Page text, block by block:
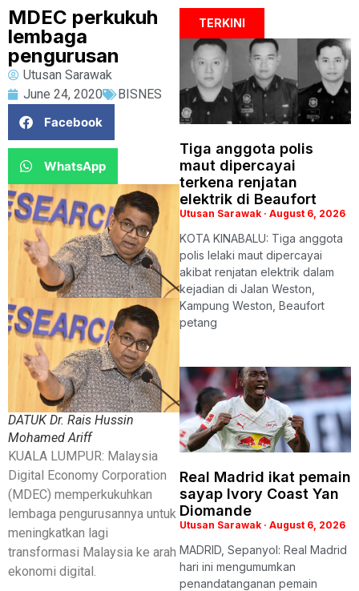
MDEC perkukuh
lembaga
pengurusan
Utusan Sarawak
June 24, 2020
BISNES
Facebook
WhatsApp
DATUK Dr. Rais Hussin
Mohamed Ariff
KUALA LUMPUR: Malaysia
Digital Economy Corporation
(MDEC) memperkukuhkan
lembaga pengurusannya untuk
meningkatkan lagi
transformasi Malaysia ke arah
ekonomi digital.
TERKINI
Tiga anggota polis
maut dipercayai
terkena renjatan
elektrik di Beaufort
Utusan Sarawak August 6, 2026
KOTA KINABALU: Tiga anggota
polis lelaki maut dipercayai
akibat renjatan elektrik dalam
kejadian di Jalan Weston,
Kampung Weston, Beaufort
petang
Real Madrid ikat pemain
sayap Ivory Coast Yan
Diomande
Utusan Sarawak August 6, 2026
MADRID, Sepanyol: Real Madrid
hari ini mengumumkan
penandatanganan pemain